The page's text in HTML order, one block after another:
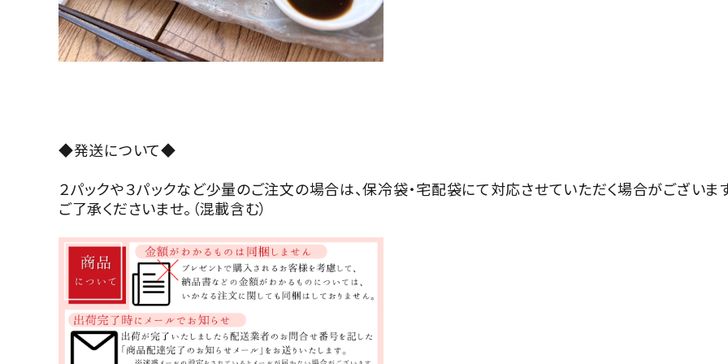
◆発送について◆
２パックや３パックなど少量のご注文の場合は、保冷袋・宅配袋にて対応させていただく場合がございま
ご了承くださいませ。（混載含む）